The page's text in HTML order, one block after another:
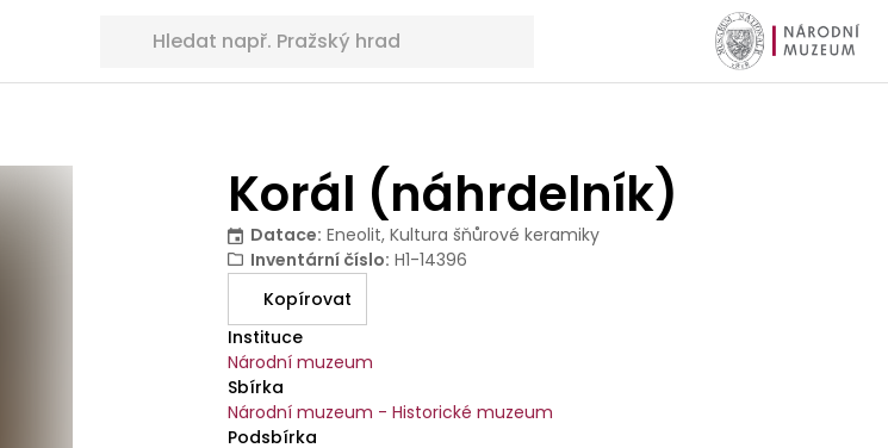
Korál (náhrdelník)
Datace: Eneolit, Kultura šňůrové keramiky
Inventární číslo: H1-14396
Kopírovat
Instituce
Národní muzeum
Sbírka
Národní muzeum - Historické muzeum
Podsbírka